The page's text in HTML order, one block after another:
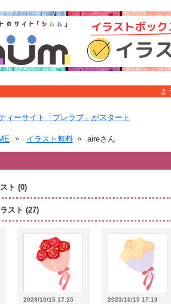
よ
ィーサイト「ブレラブ」がスタート
イラスト無料 aireさん
ト (0)
スト (27)
2023/10/15 17:15 2023/10/15 17:13